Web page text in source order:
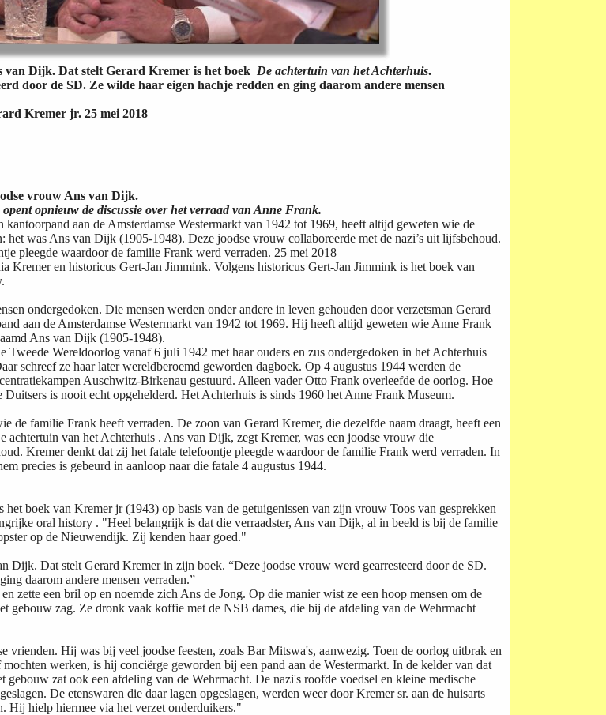
Dijk. Dat stelt Gerard Kremer is het boek De achtertuin van het Achterhuis.
door de SD. Ze wilde haar eigen hachje redden en ging daarom andere mensen
Kremer jr. 25 mei 2018
vrouw Ans van Dijk.
opnieuw de discussie over het verraad van Anne Frank.
kantoorpand aan de Amsterdamse Westermarkt van 1942 tot 1969, heeft altijd geweten wie de
het was Ans van Dijk (1905-1948). Deze joodse vrouw collaboreerde met de nazi’s uit lijfsbehoud.
pleegde waardoor de familie Frank werd verraden. 25 mei 2018
Kremer en historicus Gert-Jan Jimmink. Volgens historicus Gert-Jan Jimmink is het boek van
ondergedoken. Die mensen werden onder andere in leven gehouden door verzetsman Gerard
aan de Amsterdamse Westermarkt van 1942 tot 1969. Hij heeft altijd geweten wie Anne Frank
Ans van Dijk (1905-1948).
Tweede Wereldoorlog vanaf 6 juli 1942 met haar ouders en zus ondergedoken in het Achterhuis
schreef ze haar later wereldberoemd geworden dagboek. Op 4 augustus 1944 werden de
Auschwitz-Birkenau gestuurd. Alleen vader Otto Frank overleefde de oorlog. Hoe
is nooit echt opgehelderd. Het Achterhuis is sinds 1960 het Anne Frank Museum.
de familie Frank heeft verraden. De zoon van Gerard Kremer, die dezelfde naam draagt, heeft een
achtertuin van het Achterhuis . Ans van Dijk, zegt Kremer, was een joodse vrouw die
Kremer denkt dat zij het fatale telefoontje pleegde waardoor de familie Frank werd verraden. In
precies is gebeurd in aanloop naar die fatale 4 augustus 1944.
het boek van Kremer jr (1943) op basis van de getuigenissen van zijn vrouw Toos van gesprekken
oral history . "Heel belangrijk is dat die verraadster, Ans van Dijk, al in beeld is bij de familie
op de Nieuwendijk. Zij kenden haar goed."
Dijk. Dat stelt Gerard Kremer in zijn boek. “Deze joodse vrouw werd gearresteerd door de SD.
daarom andere mensen verraden.”
zette een bril op en noemde zich Ans de Jong. Op die manier wist ze een hoop mensen om de
gebouw zag. Ze dronk vaak koffie met de NSB dames, die bij de afdeling van de Wehrmacht
vrienden. Hij was bij veel joodse feesten, zoals Bar Mitswa's, aanwezig. Toen de oorlog uitbrak en
werken, is hij conciërge geworden bij een pand aan de Westermarkt. In de kelder van dat
gebouw zat ook een afdeling van de Wehrmacht. De nazi's roofde voedsel en kleine medische
De etenswaren die daar lagen opgeslagen, werden weer door Kremer sr. aan de huisarts
Hij hielp hiermee via het verzet onderduikers."